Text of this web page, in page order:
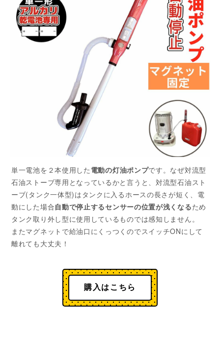
単一電池を２本使用した 電動の灯油ポンプです。なぜ対流型
石油ストーブ専用となっているかと言うと、対流型石油スト
ーブ(タンク一体型)はタンクに入るホースの長さが短く、電
動にした場合自動で停止するセンサーの位置が浅くなるため
タンク取り外し型に使用しているものでは感知しません。
またマグネットで給油口にくっつくのでスイッチONにして
離れても大丈夫！
購入はこちら